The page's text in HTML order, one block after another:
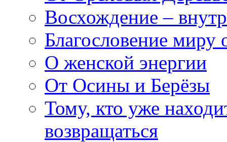
Восхождение –
Благословение миру
О женской энергии
От Осины и Берёзы
Тому, кто уже
возвращаться